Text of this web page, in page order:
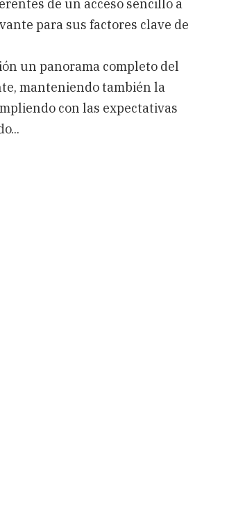
de un acceso sencillo a
para sus factores clave de
un panorama completo del
manteniendo también la
con las expectativas